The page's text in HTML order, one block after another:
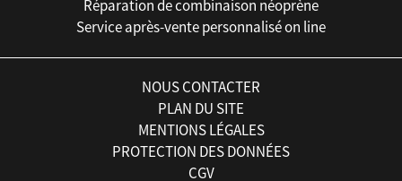
Réparation de combinaison néoprène
Service après-vente personnalisé on line
NOUS CONTACTER
PLAN DU SITE
MENTIONS LÉGALES
PROTECTION DES DONNÉES
CGV